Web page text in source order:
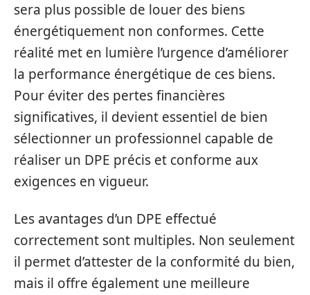
sera plus possible de louer des biens
énergétiquement non conformes. Cette
réalité met en lumière l’urgence d’améliorer
la performance énergétique de ces biens.
Pour éviter des pertes financières
significatives, il devient essentiel de bien
sélectionner un professionnel capable de
réaliser un DPE précis et conforme aux
exigences en vigueur.
Les avantages d’un DPE effectué
correctement sont multiples. Non seulement
il permet d’attester de la conformité du bien,
mais il offre également une meilleure